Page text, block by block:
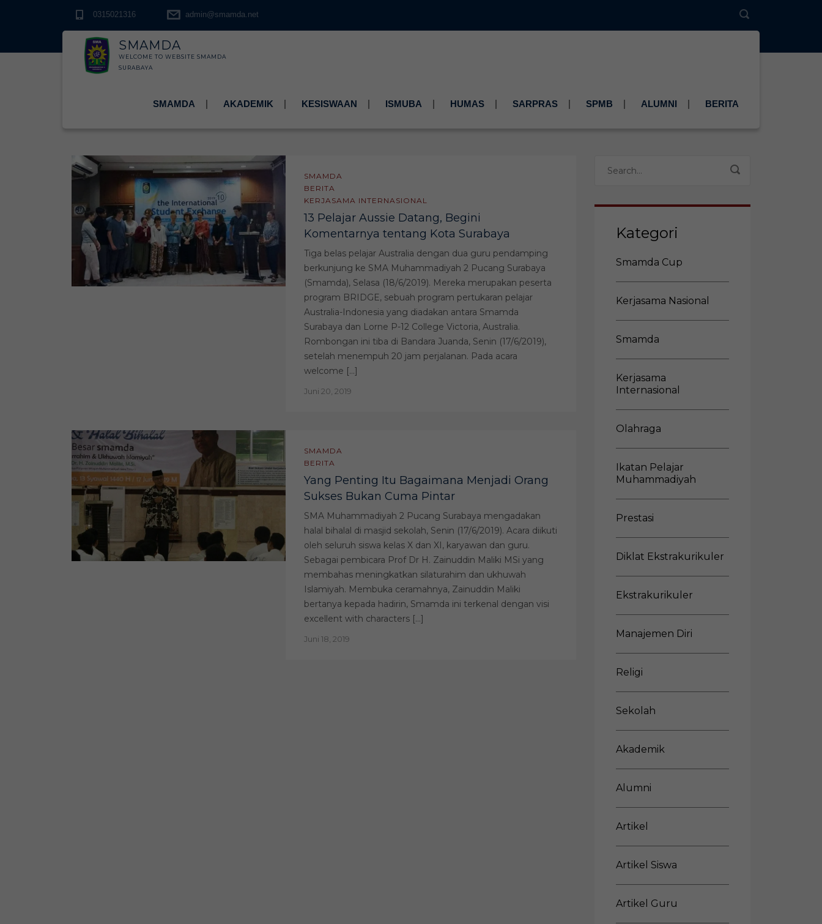
0315021316 admin@smamda.net
SMAMDA
WELCOME TO WEBSITE SMAMDA
SURABAYA
SMAMDA AKADEMIK KESISWAAN ISMUBA HUMAS SARPRAS SPMB ALUMNI BERITA
SMAMDA
BERITA
KERJASAMA INTERNASIONAL
13 Pelajar Aussie Datang, Begini
Komentarnya tentang Kota Surabaya
Tiga belas pelajar Australia dengan dua guru pendamping
berkunjung ke SMA Muhammadiyah 2 Pucang Surabaya
(Smamda), Selasa (18/6/2019). Mereka merupakan peserta
program BRIDGE, sebuah program pertukaran pelajar
Australia-Indonesia yang diadakan antara Smamda
Surabaya dan Lorne P-12 College Victoria, Australia.
Rombongan ini tiba di Bandara Juanda, Senin (17/6/2019),
setelah menempuh 20 jam perjalanan. Pada acara
welcome […]
Juni 20, 2019
SMAMDA
BERITA
Yang Penting Itu Bagaimana Menjadi Orang
Sukses Bukan Cuma Pintar
SMA Muhammadiyah 2 Pucang Surabaya mengadakan
halal bihalal di masjid sekolah, Senin (17/6/2019). Acara diikuti
oleh seluruh siswa kelas X dan XI, karyawan dan guru.
Sebagai pembicara Prof Dr H. Zainuddin Maliki MSi yang
membahas meningkatkan silaturahim dan ukhuwah
Islamiyah. Membuka ceramahnya, Zainuddin Maliki
bertanya kepada hadirin, Smamda ini terkenal dengan visi
excellent with characters […]
Juni 18, 2019
Kategori
Smamda Cup
Kerjasama Nasional
Smamda
Kerjasama
Internasional
Olahraga
Ikatan Pelajar
Muhammadiyah
Prestasi
Diklat Ekstrakurikuler
Ekstrakurikuler
Manajemen Diri
Religi
Sekolah
Akademik
Alumni
Artikel
Artikel Siswa
Artikel Guru